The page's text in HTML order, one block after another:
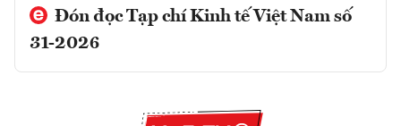
Đón đọc Tạp chí Kinh tế Việt Nam số
31-2026